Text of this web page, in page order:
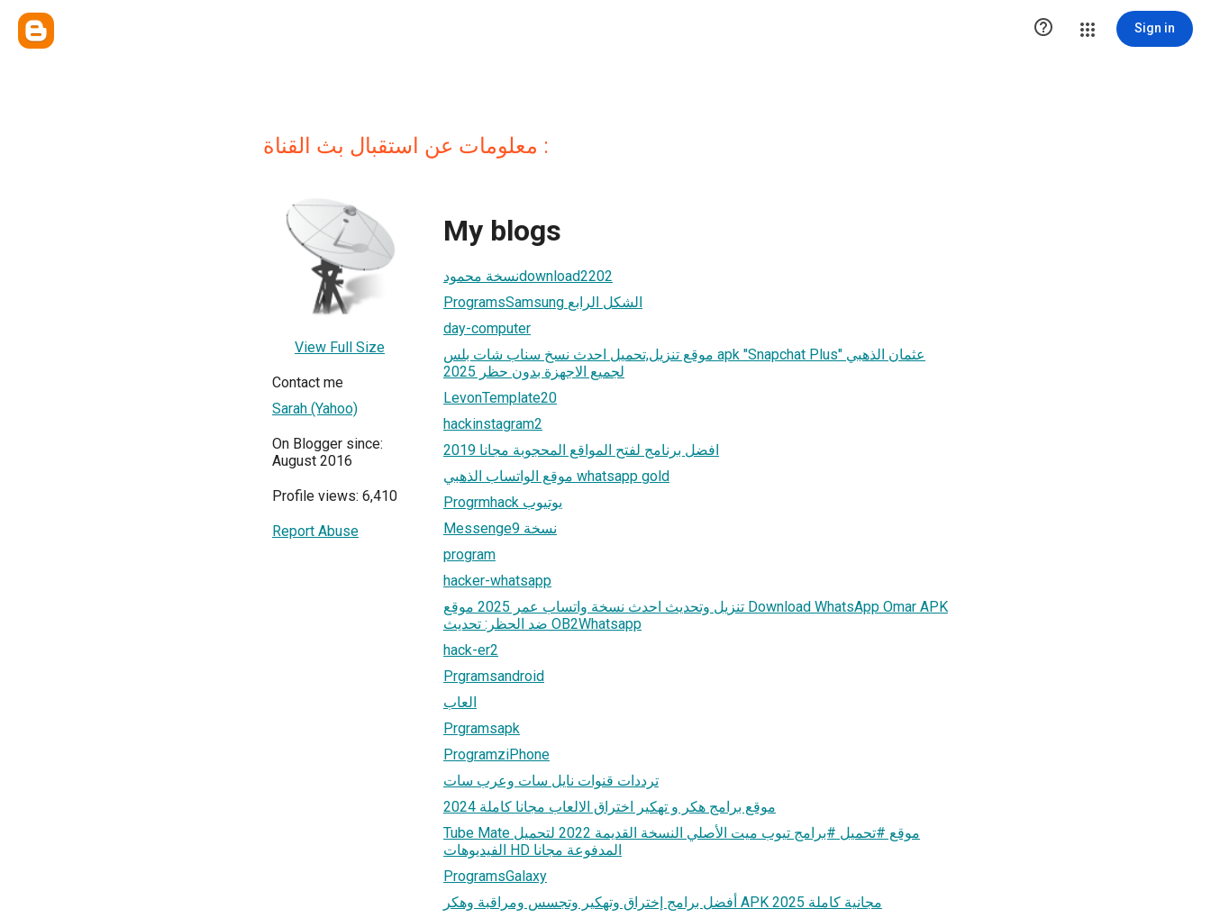
 Sign in
معلومات عن استقبال بث القناة :
View Full Size
Contact me
Sarah (Yahoo)
On Blogger since:
August 2016
Profile views: 6,410
Report Abuse
My blogs
نسخة محمودdownload2202
ProgramsSamsung الشكل الرابع
day-computer
موقع تنزيل,تحميل احدث نسخ سناب شات بلس apk "Snapchat Plus" عثمان الذهبي
لجميع الاجهزة بدون حظر 2025
LevonTemplate20
hackinstagram2
افضل برنامج لفتح المواقع المحجوبة مجانا 2019
موقع الواتساب الذهبي whatsapp gold
Progrmhack يوتيوب
Messenge9 نسخة
program
hacker-whatsapp
تنزيل وتحديث احدث نسخة واتساب عمر 2025 موقع Download WhatsApp Omar APK
ضد الحظر: تحديث OB2Whatsapp
hack-er2
Prgramsandroid
العاب
Prgramsapk
ProgramziPhone
ترددات قنوات نايل سات وعرب سات
موقع برامج هكر و تهكير اختراق الالعاب مجانا كاملة 2024
Tube Mate موقع #تحميل #برامج تيوب ميت الأصلي النسخة القديمة 2022 لتحميل
الفيديوهات HD المدفوعة مجانا
ProgramsGalaxy
أفضل برامج إختراق وتهكير وتجسس ومراقبة وهكر APK مجانية كاملة 2025